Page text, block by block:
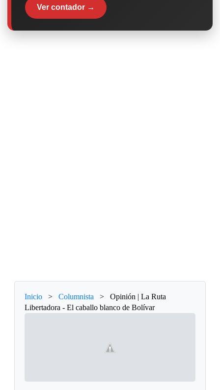
Ver contador →
Inicio > Columnista >
Opinión | La Ruta
Libertadora - El caballo blanco de Bolívar